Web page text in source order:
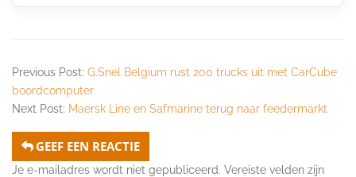
Previous Post: G.Snel Belgium rust 200 trucks uit met CarCube
boordcomputer
Next Post: Maersk Line en Safmarine terug naar feedermarkt
GEEF EEN REACTIE
Je e-mailadres wordt niet gepubliceerd. Vereiste velden zijn